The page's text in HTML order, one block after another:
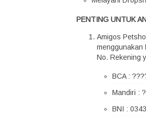
PENTING UNTUK
Amigos
menggunakan
No. Rekening
BCA :
Mandiri :
BNI :